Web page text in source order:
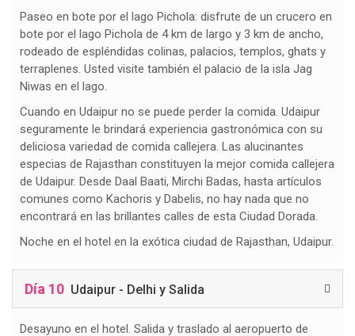
Paseo en bote por el lago Pichola: disfrute de un crucero en
bote por el lago Pichola de 4 km de largo y 3 km de ancho,
rodeado de espléndidas colinas, palacios, templos, ghats y
terraplenes. Usted visite también el palacio de la isla Jag
Niwas en el lago.
Cuando en Udaipur no se puede perder la comida. Udaipur
seguramente le brindará experiencia gastronómica con su
deliciosa variedad de comida callejera. Las alucinantes
especias de Rajasthan constituyen la mejor comida callejera
de Udaipur. Desde Daal Baati, Mirchi Badas, hasta artículos
comunes como Kachoris y Dabelis, no hay nada que no
encontrará en las brillantes calles de esta Ciudad Dorada.
Noche en el hotel en la exótica ciudad de Rajasthan, Udaipur.
Día 10 Udaipur - Delhi y Salida
Desayuno en el hotel. Salida y traslado al aeropuerto de